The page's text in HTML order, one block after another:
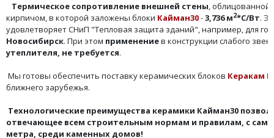
Термическое сопротивление внешней стены, облицованной
кирпичом, в которой заложены блоки Кайман30-3,736 м2*С/Вт.
удовлетворяет СНиП "Тепловая защита зданий", например, для
Новосибирск. При этом применениев конструкции слабого
утеплителя, не требуется.
Мы готовы обеспечить поставку керамических блоков Керакам
ближнего зарубежья.
Технологические преимущества керамики Кайман30
отвечающее всем строительным нормам и правилам, с
метра, среди каменных домов!